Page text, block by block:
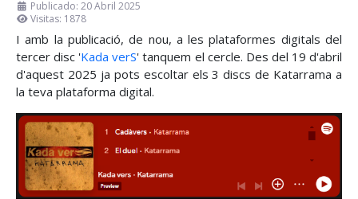
Publicado: 20 Abril 2025
Visitas: 1878
I amb la publicació, de nou, a les plataformes digitals del
tercer disc 'Kada verS' tanquem el cercle. Des del 19 d'abril
d'aquest 2025 ja pots escoltar els 3 discs de Katarrama a
la teva plataforma digital.